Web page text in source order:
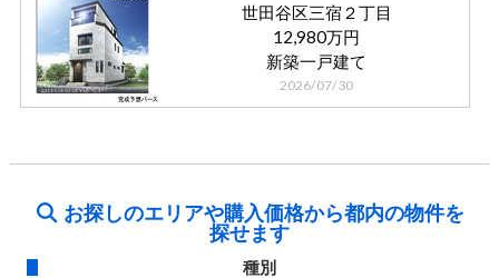
世田谷区三宿２丁目
12,980万円
新築一戸建て
2026/07/30
お探しのエリアや購入価格から都内の物件を
探せます
種別